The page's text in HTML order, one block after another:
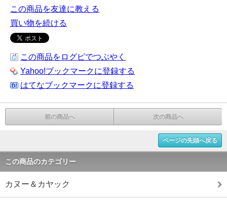
この商品を友達に教える
買い物を続ける
この商品をログピでつぶやく
Yahoo!ブックマークに登録する
はてなブックマークに登録する
前の商品へ 次の商品へ
ページの先頭へ戻る
この商品のカテゴリー
カヌー＆カヤック